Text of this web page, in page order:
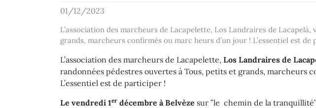
01/12/2023
L’association des marcheurs de Lacapelette, Los Landraires de
grands, marcheurs confirmés ou marc heurs d’un jour ! L’essentiel est de
L’association des marcheurs de Lacapelette, Los Landraires de
randonnées pédestres ouvertes à Tous, petits et grands, marcheurs
L’essentiel est de participer !
Le vendredi 1er décembre à Belvèze sur ʺle chemin de la